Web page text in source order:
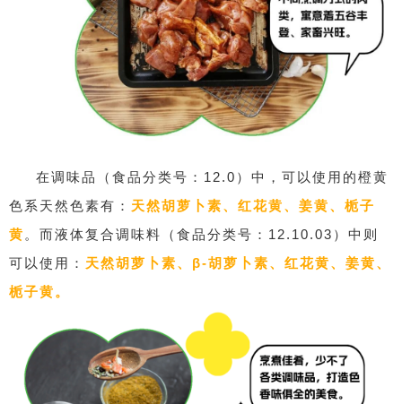
在调味品（食品分类号：12.0）中，可以使用的橙黄
色系天然色素有： 天然胡萝卜素、红花黄、姜黄、栀子
黄 。而液体复合调味料（食品分类号：12.10.03）中则
可以使用： 天然胡萝卜素、 β-胡萝卜素、红花黄、姜黄、
栀子黄。